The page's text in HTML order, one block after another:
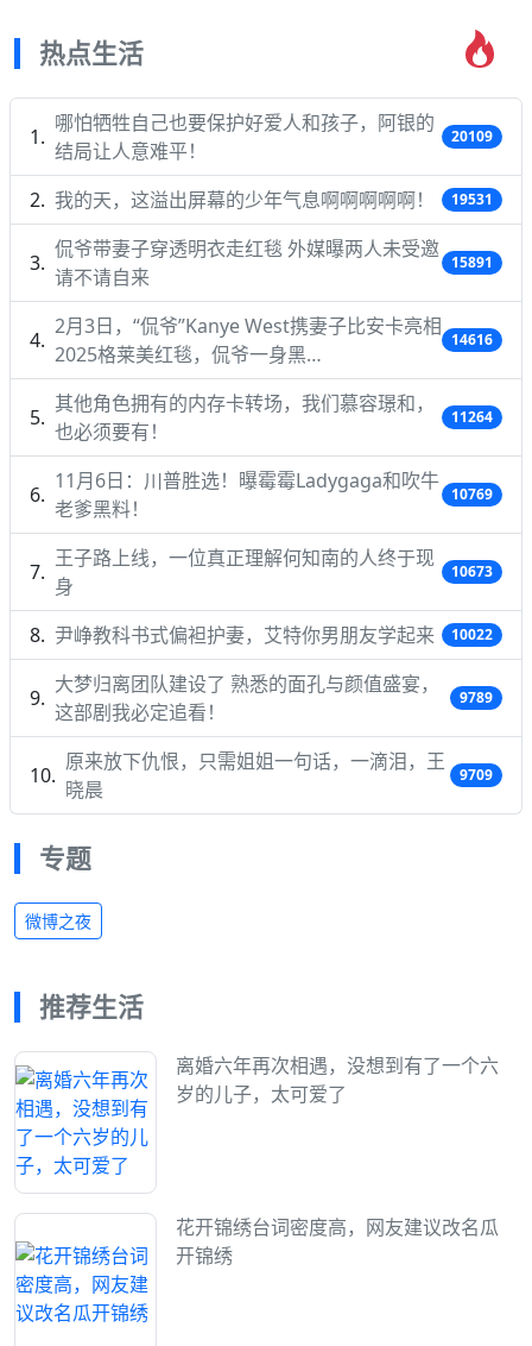
热点生活
哪怕牺牲自己也要保护好爱人和孩子，阿银的
结局让人意难平！
20109
我的天，这溢出屏幕的少年气息啊啊啊啊啊！ 19531
侃爷带妻子穿透明衣走红毯 外媒曝两人未受邀
请不请自来
15891
2月3日，“侃爷”Kanye West携妻子比安卡亮相
2025格莱美红毯，侃爷一身黑…
14616
其他角色拥有的内存卡转场，我们慕容璟和，
也必须要有！
11264
11月6日：川普胜选！曝霉霉Ladygaga和吹牛
老爹黑料！
10769
王子路上线，一位真正理解何知南的人终于现
身
10673
尹峥教科书式偏袒护妻，艾特你男朋友学起来 10022
大梦归离团队建设了 熟悉的面孔与颜值盛宴，
这部剧我必定追看！
9789
原来放下仇恨，只需姐姐一句话，一滴泪，王
晓晨
9709
专题
微博之夜
推荐生活
离婚六年再次相遇，没想到有了一个六
岁的儿子，太可爱了
花开锦绣台词密度高，网友建议改名瓜
开锦绣